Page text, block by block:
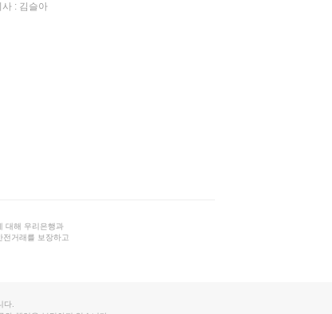
: 김슬아
대해 우리은행과
전거래를 보장하고
다.